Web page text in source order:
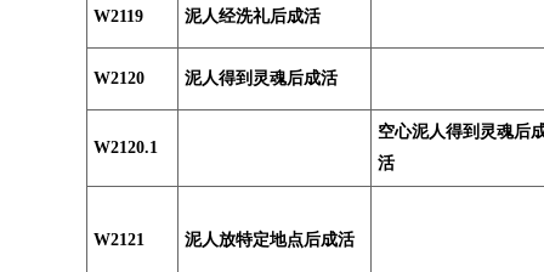
W2119 泥人经洗礼后成活
W2120 泥人得到灵魂后成活
W2120.1
空心泥人得到灵魂后
活
W2121 泥人放特定地点后成活